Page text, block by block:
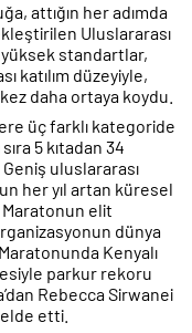
attığın her adımda
Uluslararası
standartlar,
katılım düzeyiyle,
daha ortaya koydu.
üç farklı kategoride
5 kıtadan 34
uluslararası
her yıl artan küresel
elit
dünya
Kenyalı
parkur rekoru
Rebecca Sirwanei
etti.